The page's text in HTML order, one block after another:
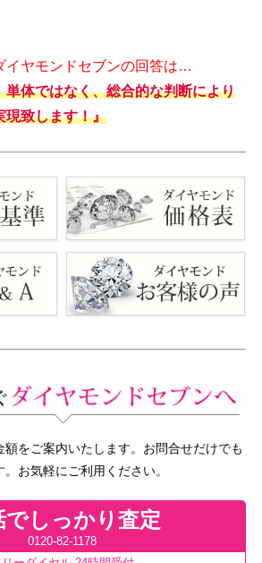
イヤモンドセブンの回答は…
単体ではなく、総合的な判断により
現致します！』
額をご案内いたします。お問合せだけでも
。お気軽にご利用ください。
でしっかり査定
0120-82-1178